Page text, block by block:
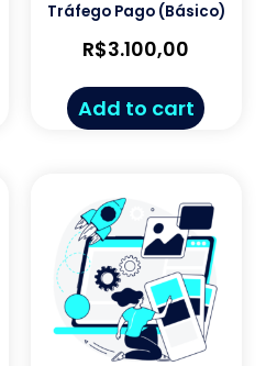
Tráfego Pago (Básico)
R$3.100,00
Add to cart